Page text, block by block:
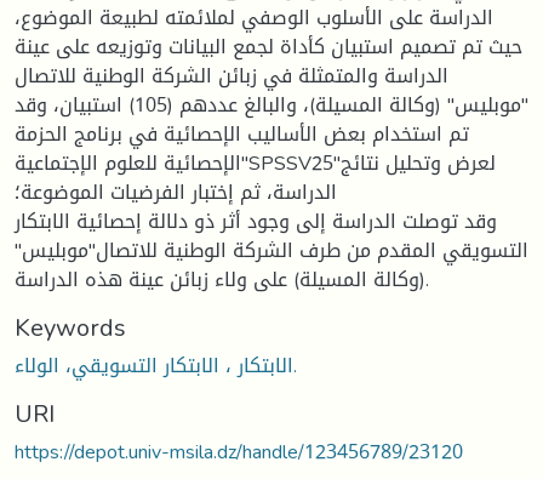
الدراسة على الأسلوب الوصفي لملائمته لطبيعة الموضوع،
حيث تم تصميم استبيان كأداة لجمع البيانات وتوزيعه على عينة
الدراسة والمتمثلة في زبائن الشركة الوطنية للاتصال
"موبليس" (وكالة المسيلة)، والبالغ عددهم (105) استبيان، وقد
تم استخدام بعض الأساليب الإحصائية في برنامج الحزمة
الإحصائية للعلوم الإجتماعية"SPSSV25"لعرض وتحليل نتائج
الدراسة، ثم إختبار الفرضيات الموضوعة؛
وقد توصلت الدراسة إلى وجود أثر ذو دلالة إحصائية الابتكار
التسويقي المقدم من طرف الشركة الوطنية للاتصال"موبليس"
(وكالة المسيلة) على ولاء زبائن عينة هذه الدراسة.
Keywords
الابتكار ، الابتكار التسويقي، الولاء.
URI
https://depot.univ-msila.dz/handle/123456789/23120